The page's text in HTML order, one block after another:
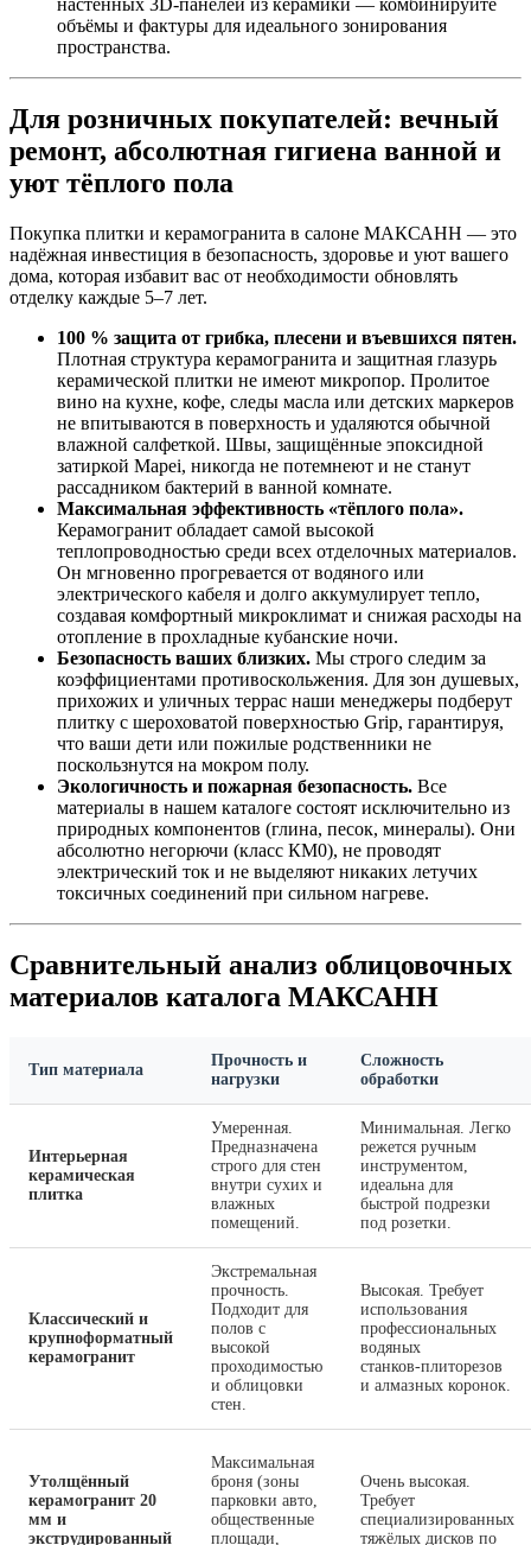
настенных 3D‑панелей из керамики — комбинируйте
объёмы и фактуры для идеального зонирования
пространства.
Для розничных покупателей: вечный
ремонт, абсолютная гигиена ванной и
уют тёплого пола
Покупка плитки и керамогранита в салоне МАКСАНН — это
надёжная инвестиция в безопасность, здоровье и уют вашего
дома, которая избавит вас от необходимости обновлять
отделку каждые 5–7 лет.
100 % защита от грибка, плесени и въевшихся пятен.
Плотная структура керамогранита и защитная глазурь
керамической плитки не имеют микропор. Пролитое
вино на кухне, кофе, следы масла или детских маркеров
не впитываются в поверхность и удаляются обычной
влажной салфеткой. Швы, защищённые эпоксидной
затиркой Mapei, никогда не потемнеют и не станут
рассадником бактерий в ванной комнате.
Максимальная эффективность «тёплого пола».
Керамогранит обладает самой высокой
теплопроводностью среди всех отделочных материалов.
Он мгновенно прогревается от водяного или
электрического кабеля и долго аккумулирует тепло,
создавая комфортный микроклимат и снижая расходы на
отопление в прохладные кубанские ночи.
Безопасность ваших близких. Мы строго следим за
коэффициентами противоскольжения. Для зон душевых,
прихожих и уличных террас наши менеджеры подберут
плитку с шероховатой поверхностью Grip, гарантируя,
что ваши дети или пожилые родственники не
поскользнутся на мокром полу.
Экологичность и пожарная безопасность. Все
материалы в нашем каталоге состоят исключительно из
природных компонентов (глина, песок, минералы). Они
абсолютно негорючи (класс КМ0), не проводят
электрический ток и не выделяют никаких летучих
токсичных соединений при сильном нагреве.
Сравнительный анализ облицовочных
материалов каталога МАКСАНН
Тип материала
Прочность и
нагрузки
Сложность
обработки
Интерьерная
керамическая
плитка
Умеренная.
Предназначена
строго для стен
внутри сухих и
влажных
помещений.
Минимальная. Легко
режется ручным
инструментом,
идеальна для
быстрой подрезки
под розетки.
Классический и
крупноформатный
керамогранит
Экстремальная
прочность.
Подходит для
полов с
высокой
проходимостью
и облицовки
стен.
Высокая. Требует
использования
профессиональных
водяных
станков‑плиторезов
и алмазных коронок.
Утолщённый
керамогранит 20
мм и
экструдированный
Максимальная
броня (зоны
парковки авто,
общественные
площади,
Очень высокая.
Требует
специализированных
тяжёлых дисков по